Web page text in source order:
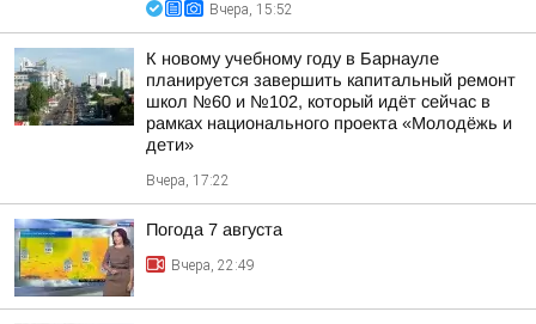
Вчера, 15:52
К новому учебному году в Барнауле
планируется завершить капитальный ремонт
школ №60 и №102, который идёт сейчас в
рамках национального проекта «Молодёжь и
дети»
Вчера, 17:22
Погода 7 августа
Вчера, 22:49